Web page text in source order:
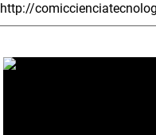
http://